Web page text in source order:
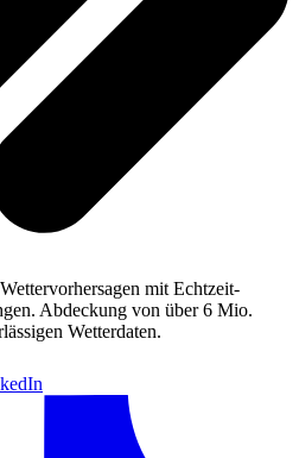
mit Echtzeit-
Abdeckung von über 6 Mio.
Wetterdaten.